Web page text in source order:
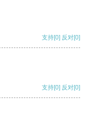
支持[0] 反对[0]
支持[0] 反对[0]